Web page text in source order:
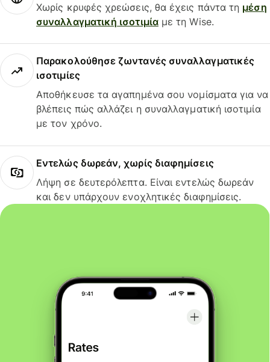
Χωρίς κρυφές χρεώσεις, θα έχεις πάντα τη μέση
συναλλαγματική ισοτιμίαμε τη Wise.
Παρακολούθησε ζωντανές συναλλαγματικές
ισοτιμίες
Αποθήκευσε τα αγαπημένα σου νομίσματα για να
βλέπεις πώς αλλάζει η συναλλαγματική ισοτιμία
με τον χρόνο.
Εντελώς δωρεάν, χωρίς διαφημίσεις
Λήψη σε δευτερόλεπτα. Είναι εντελώς δωρεάν
και δεν υπάρχουν ενοχλητικές διαφημίσεις.